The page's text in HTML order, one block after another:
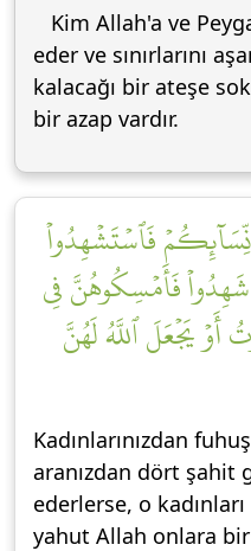
Kim Allah'a ve
eder ve sınırlarını
kalacağı bir ateşe
bir azap vardır.
فَٱسۡتَشۡهِدُواْ
فَأَمۡسِكُوهُنَّ فِي
أَوۡ يَجۡعَلَ ٱللَّهُ لَهُنَّ
Kadınlarınızdan
aranızdan dört şahit
ederlerse, o
yahut Allah onlara